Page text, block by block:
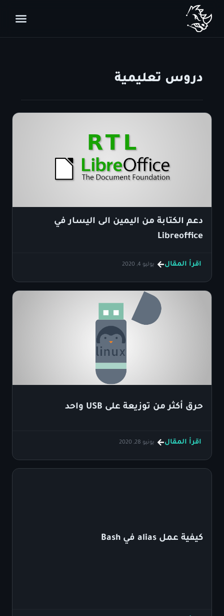
دروس تعليمية
دعم الكتابة من اليمين الى اليسار في
Libreoffice
اقرأ المقال يوليو 4, 2020
حرق أكثر من توزيعة على USB واحد
اقرأ المقال يونيو 28, 2020
كيفية عمل alias في Bash